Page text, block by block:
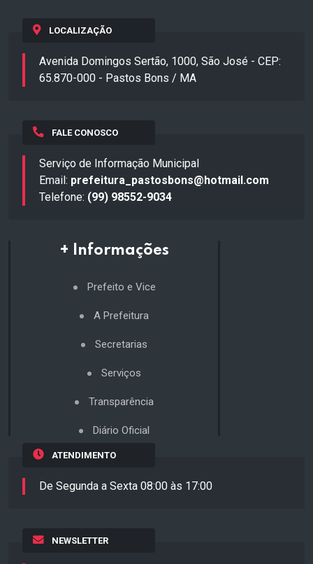
LOCALIZAÇÃO
Avenida Domingos Sertão, 1000, São José - CEP:
65.870-000 - Pastos Bons / MA
FALE CONOSCO
Serviço de Informação Municipal
Email: prefeitura_pastosbons@hotmail.com
Telefone: (99) 98552-9034
+ Informações
Prefeito e Vice
A Prefeitura
Secretarias
Serviços
Transparência
Diário Oficial
ATENDIMENTO
De Segunda a Sexta 08:00 às 17:00
NEWSLETTER